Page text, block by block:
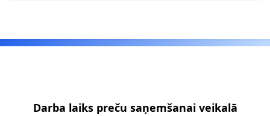
Darba laiks preču saņemšanai veikalā